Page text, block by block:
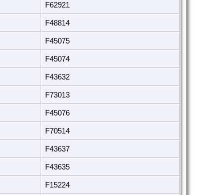
F62921
F48814
F45075
F45074
F43632
F73013
F45076
F70514
F43637
F43635
F15224